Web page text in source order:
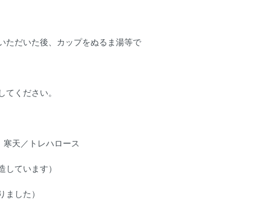
ただいた後、カップをぬるま湯等で
ください。
天／トレハロース
ています）
した）